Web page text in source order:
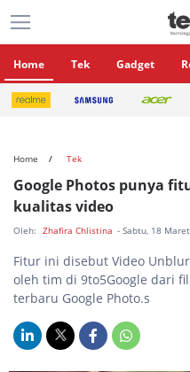
Home Tek Gadget
Home Tek
Google Photos punya
kualitas video
Oleh: Zhafira Chlistina - Sabtu, 18
Fitur ini disebut Video
oleh tim di 9to5Google dari
terbaru Google Photo.s